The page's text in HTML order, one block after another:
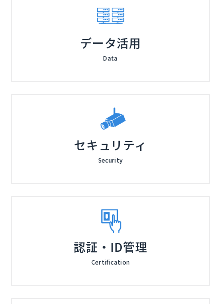
データ活用
Data
セキュリティ
Security
認証・ID管理
Certification